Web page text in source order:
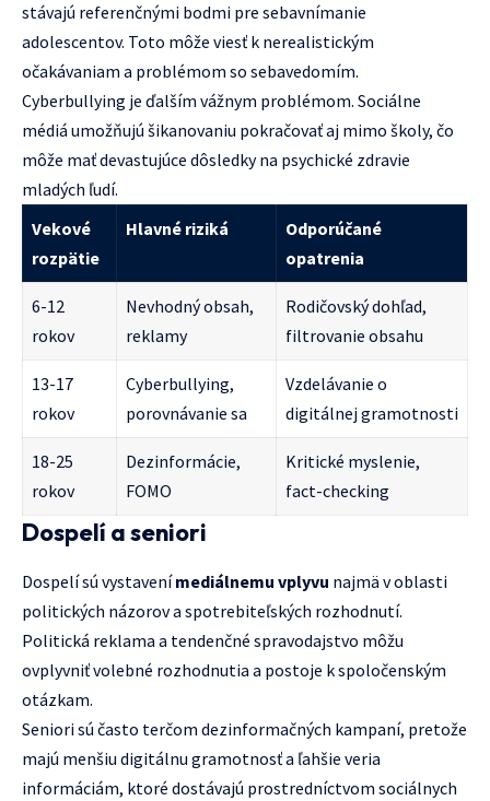
stávajú referenčnými bodmi pre sebavnímanie
adolescentov. Toto môže viesť k nerealistickým
očakávaniam a problémom so sebavedomím.
Cyberbullying je ďalším vážnym problémom. Sociálne
médiá umožňujú šikanovaniu pokračovať aj mimo školy, čo
môže mať devastujúce dôsledky na psychické zdravie
mladých ľudí.
Vekové
rozpätie
Hlavné riziká
Odporúčané
opatrenia
6-12
rokov
Nevhodný obsah,
reklamy
Rodičovský dohľad,
filtrovanie obsahu
13-17
rokov
Cyberbullying,
porovnávanie sa
Vzdelávanie o
digitálnej gramotnosti
18-25
rokov
Dezinformácie,
FOMO
Kritické myslenie,
fact-checking
Dospelí a seniori
Dospelí sú vystavenímediálnemu vplyvu najmä v oblasti
politických názorov a spotrebiteľských rozhodnutí.
Politická reklama a tendenčné spravodajstvo môžu
ovplyvniť volebné rozhodnutia a postoje k spoločenským
otázkam.
Seniori sú často terčom dezinformačných kampaní, pretože
majú menšiu digitálnu gramotnosť a ľahšie veria
informáciám, ktoré dostávajú prostredníctvom sociálnych